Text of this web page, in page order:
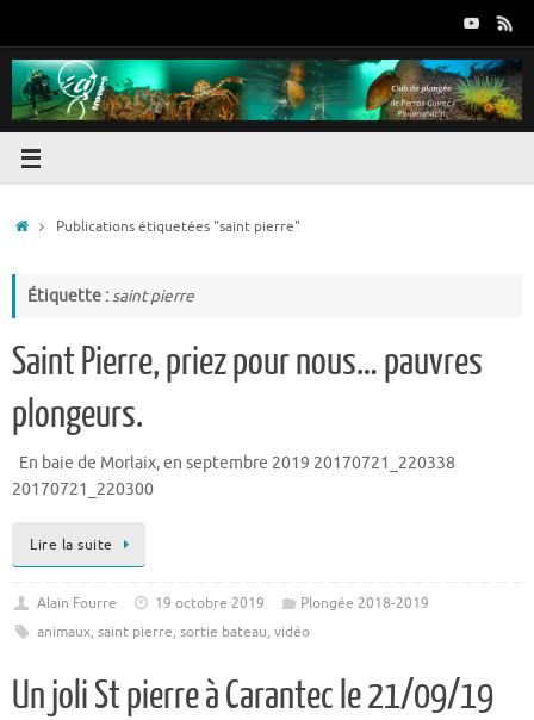
contenu
AccueilPublications étiquetées "saint pierre"
Étiquette :saint pierre
Saint Pierre, priez pour nous… pauvres
plongeurs.
En baie de Morlaix, en septembre 2019 20170721_220338
20170721_220300
Lire la suite
Alain Fourre 19 octobre 2019
Plongée 2018-2019
animaux, saint pierre, sortie bateau, vidéo
Un joli St pierre à Carantec le 21/09/19